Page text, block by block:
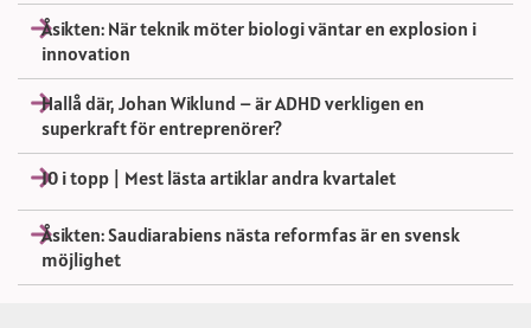
Åsikten: När teknik möter biologi väntar en explosion i
innovation
Hallå där, Johan Wiklund – är ADHD verkligen en
superkraft för entreprenörer?
10 i topp | Mest lästa artiklar andra kvartalet
Åsikten: Saudiarabiens nästa reformfas är en svensk
möjlighet